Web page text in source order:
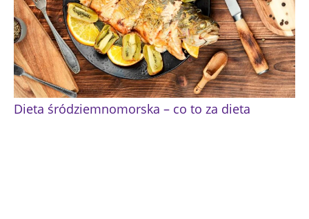
Dieta śródziemnomorska – co to za dieta